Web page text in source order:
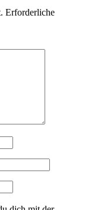
Erforderliche